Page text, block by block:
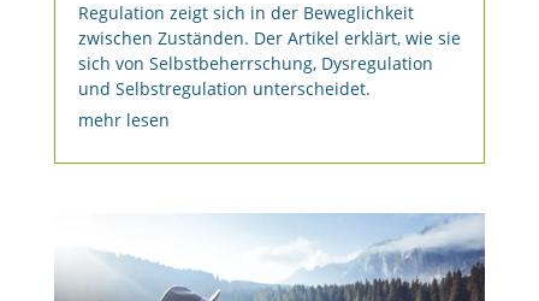
Regulation zeigt sich in der Beweglichkeit
zwischen Zuständen. Der Artikel erklärt, wie sie
sich von Selbstbeherrschung, Dysregulation
und Selbstregulation unterscheidet.
mehr lesen